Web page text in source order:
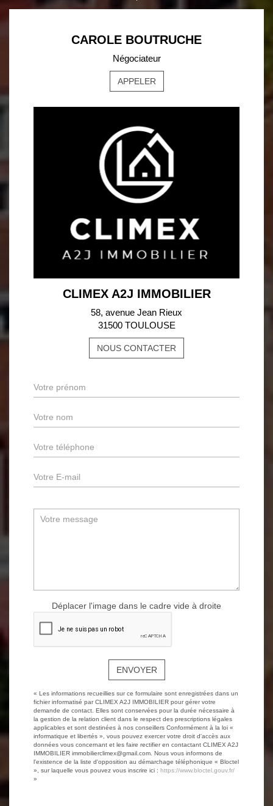
CAROLE BOUTRUCHE
Négociateur
APPELER
CLIMEX A2J IMMOBILIER
58, avenue Jean Rieux
31500 TOULOUSE
NOUS CONTACTER
Déplacer l'image dans le cadre vide à droite
ENVOYER
« Les informations recueillies sur ce formulaire sont enregistrées dans un
fichier informatisé par CLIMEX A2J IMMOBILIER pour gérer votre
demande de contact. Elles sont conservées pour la durée nécessaire à
la gestion de la relation client dans le respect des prescriptions légales
applicables et sont destinées à nos conseillers Conformément à la loi «
informatique et libertés », vous pouvez exercer votre droit d'accès aux
données vous concernant et les faire rectifier en contactant CLIMEX A2J
IMMOBILIER immobilierclimex@gmail.com. Nous vous informons de
l'existence de la liste d'opposition au démarchage téléphonique « Bloctel
», sur laquelle vous pouvez vous inscrire ici : https://www.bloctel.gouv.fr/
»